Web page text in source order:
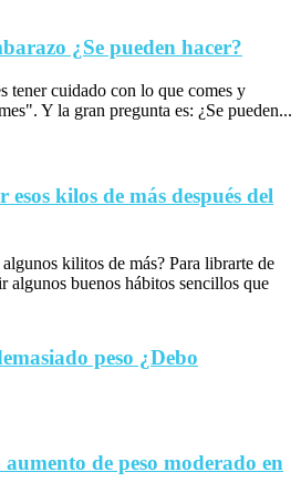
¿Se pueden hacer?
tener cuidado con lo que comes y
Y la gran pregunta es: ¿Se pueden...
kilos de más después del
kilitos de más? Para librarte de
algunos buenos hábitos sencillos que
peso ¿Debo
de peso moderado en